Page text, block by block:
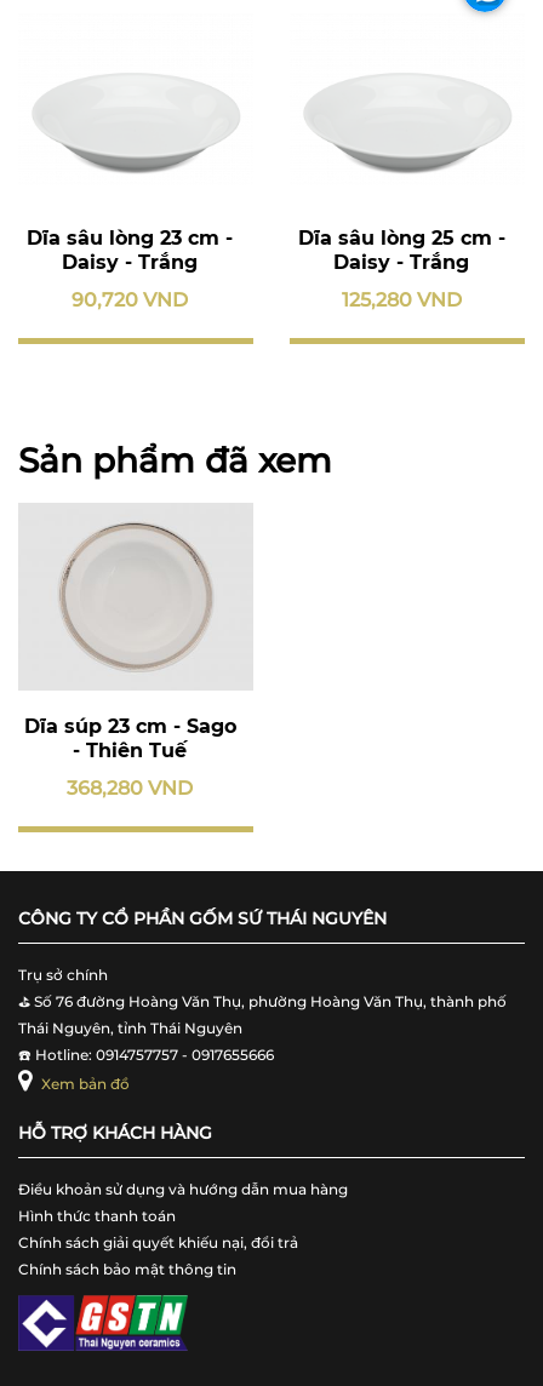
Dĩa sâu lòng 23 cm -
Daisy - Trắng
90,720 VND
Dĩa sâu lòng 25 cm -
Daisy - Trắng
125,280 VND
Sản phẩm đã xem
Dĩa súp 23 cm - Sago
- Thiên Tuế
368,280 VND
CÔNG TY CỔ PHẦN GỐM SỨ THÁI NGUYÊN
Trụ sở chính
⛳️ Số 76 đường Hoàng Văn Thụ, phường Hoàng Văn Thụ, thành phố
Thái Nguyên, tỉnh Thái Nguyên
☎️ Hotline: 0914757757 - 0917655666
Xem bản đồ
HỖ TRỢ KHÁCH HÀNG
Điều khoản sử dụng và hướng dẫn mua hàng
Hình thức thanh toán
Chính sách giải quyết khiếu nại, đổi trả
Chính sách bảo mật thông tin